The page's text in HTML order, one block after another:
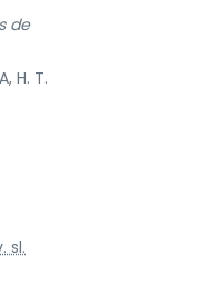
de
H. T.
sl.